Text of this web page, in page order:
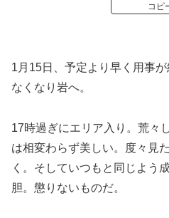
コピ
1月15日、予定より早く用事
なくなり岩へ。
17時過ぎにエリア入り。荒々
は相変わらず美しい。度々見
く。そしていつもと同じよう
胆。懲りないものだ。